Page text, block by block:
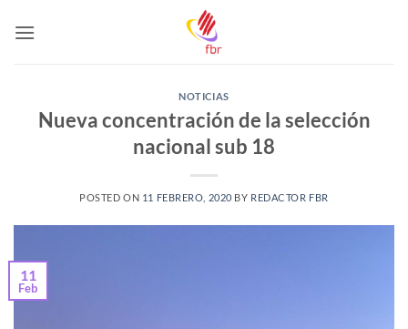
NOTICIAS
Nueva concentración de la selección
nacional sub 18
POSTED ON 11 FEBRERO, 2020 BY REDACTOR FBR
11
Feb